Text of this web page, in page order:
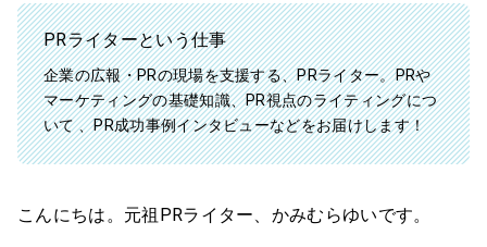
PRライターという仕事
企業の広報・PRの現場を支援する、PRライター。PRや
マーケティングの基礎知識、PR視点のライティングにつ
いて 、PR成功事例インタビューなどをお届けします！
こんにちは。元祖PRライター、かみむらゆいです。